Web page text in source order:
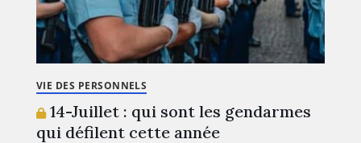
VIE DES PERSONNELS
14-Juillet : qui sont les gendarmes
qui défilent cette année